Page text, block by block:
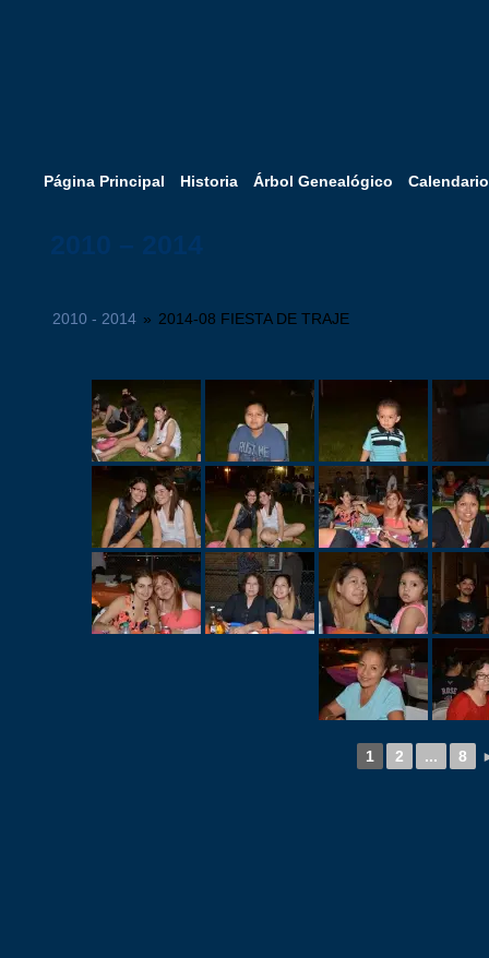
Página Principal Historia Árbol Genealógico Calendario
2010 - 2014 » 2014-08 FIESTA DE TRAJE
1 2 ... 8